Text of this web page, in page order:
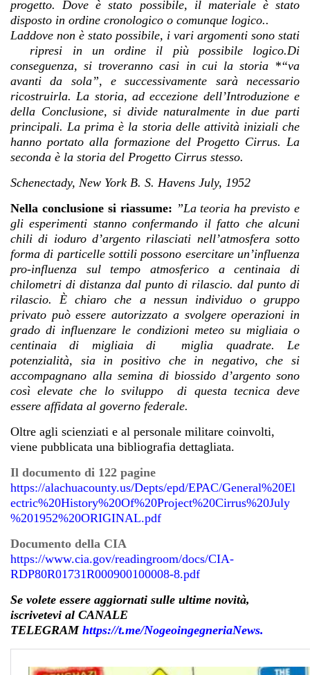
progetto.Dove è stato possibile, il materiale è stato
disposto in ordine cronologico o comunque logico..
Laddove non è stato possibile, i vari argomenti sono stati
ripresi in un ordine il più possibile logico.Di
conseguenza, si troveranno casi in cui la storia *“va
avanti da sola”, e successivamente sarà necessario
ricostruirla. La storia, ad eccezione dell’Introduzione e
della Conclusione, si divide naturalmente in due parti
principali.La prima è la storia delle attività iniziali che
hanno portato alla formazione del Progetto Cirrus. La
seconda è la storia del Progetto Cirrus stesso.
Schenectady, New York B. S. Havens July, 1952
Nella conclusione si riassume: ”La teoria ha previsto e
gli esperimenti stanno confermando il fatto che alcuni
chili di ioduro d’argento rilasciati nell’atmosfera sotto
forma di particelle sottili possono esercitare un’influenza
pro-influenza sul tempo atmosferico a centinaia di
chilometri di distanza dal punto di rilascio. dal punto di
rilascio. È chiaro che a nessun individuo o gruppo
privato può essere autorizzato a svolgere operazioni in
grado di influenzare le condizioni meteo su migliaia o
centinaia di migliaia di miglia quadrate. Le
potenzialità, sia in positivo che in negativo, che si
accompagnano alla semina di biossido d’argento sono
così elevate che lo sviluppo di questa tecnica deve
essere affidata al governo federale.
Oltre agli scienziati e al personale militare coinvolti,
viene pubblicata una bibliografia dettagliata.
Il documento di 122 pagine
https://alachuacounty.us/Depts/epd/EPAC/General%20El
ectric%20History%20Of%20Project%20Cirrus%20July
%201952%20ORIGINAL.pdf
Documento della CIA
https://www.cia.gov/readingroom/docs/CIA-
RDP80R01731R000900100008-8.pdf
Se volete essere aggiornati sulle ultime novità,
iscrivetevi al CANALE
TELEGRAM https://t.me/NogeoingegneriaNews.